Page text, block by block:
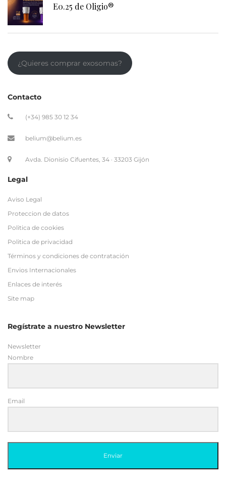
E0.25 de Oligio®
¿Quieres comprar exosomas?
Contacto
(+34) 985 30 12 34
belium@belium.es
Avda. Dionisio Cifuentes, 34 · 33203 Gijón
Legal
Aviso Legal
Proteccion de datos
Politica de cookies
Politica de privacidad
Términos y condiciones de contratación
Envios Internacionales
Enlaces de interés
Site map
Regístrate a nuestro Newsletter
Newsletter
Nombre
Email
Enviar